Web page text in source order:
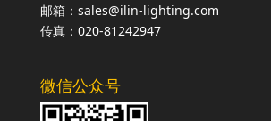
邮箱：sales@ilin-lighting.com
传真：020-81242947
微信公众号